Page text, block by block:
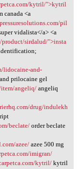
kytril/">kytril
canada <a
pil
vidalista</a> <a
sirdalud/">insta
lidocaine-and-
prilocaine gel
angeliq/angeliq
drug/indulekh
beclate/order beclate
azee/azee 500 mg
imigran/
kytril/kytril